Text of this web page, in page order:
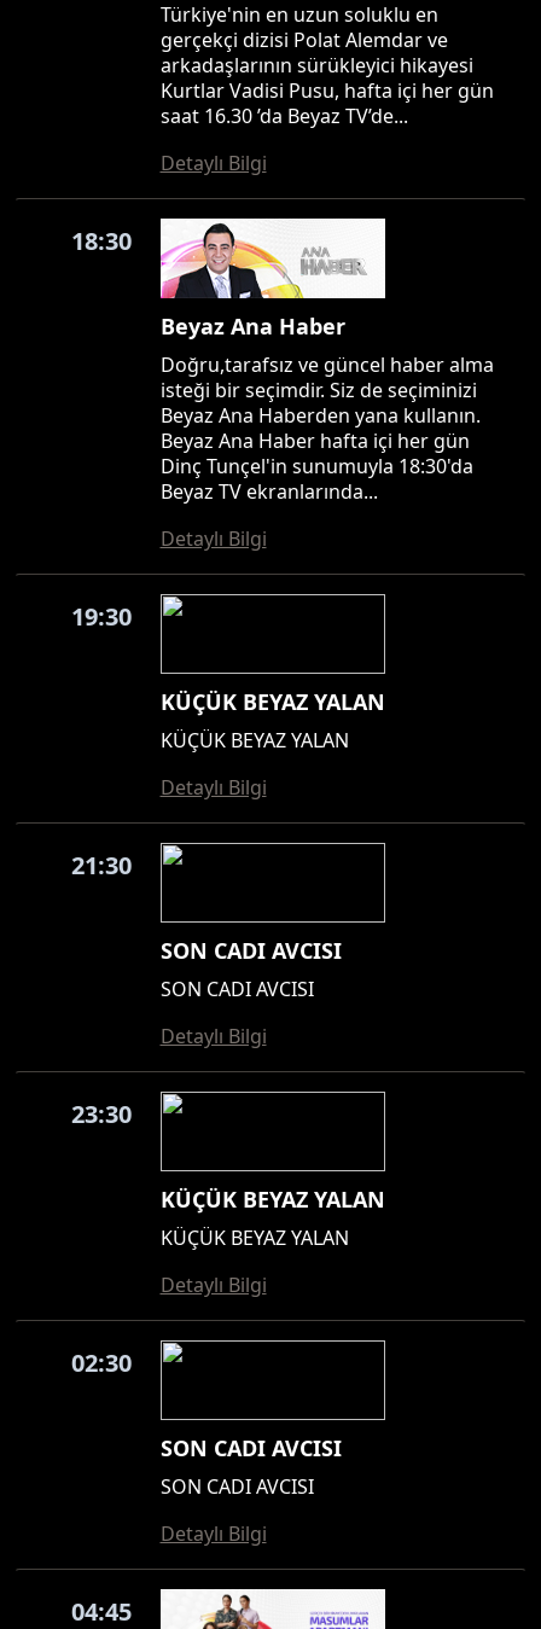
Türkiye'nin en uzun soluklu en
gerçekçi dizisi Polat Alemdar ve
arkadaşlarının sürükleyici hikayesi
Kurtlar Vadisi Pusu, hafta içi her gün
saat 16.30 ’da Beyaz TV’de...
Detaylı Bilgi
18:30
Beyaz Ana Haber
Doğru,tarafsız ve güncel haber alma
isteği bir seçimdir. Siz de seçiminizi
Beyaz Ana Haberden yana kullanın.
Beyaz Ana Haber hafta içi her gün
Dinç Tunçel'in sunumuyla 18:30'da
Beyaz TV ekranlarında...
Detaylı Bilgi
19:30
KÜÇÜK BEYAZ YALAN
KÜÇÜK BEYAZ YALAN
Detaylı Bilgi
21:30
SON CADI AVCISI
SON CADI AVCISI
Detaylı Bilgi
23:30
KÜÇÜK BEYAZ YALAN
KÜÇÜK BEYAZ YALAN
Detaylı Bilgi
02:30
SON CADI AVCISI
SON CADI AVCISI
Detaylı Bilgi
04:45